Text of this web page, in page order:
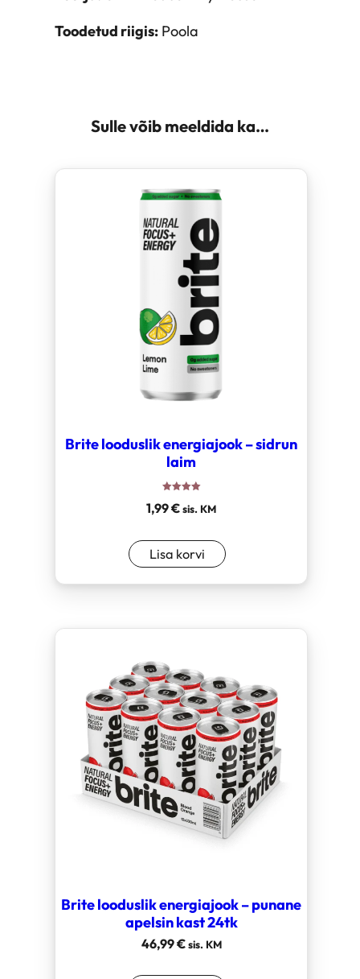
Toodetud riigis: Poola
Sulle võib meeldida ka…
Brite looduslik energiajook – sidrun
laim
5.00
1,99€sis. KM
Lisa korvi
Brite looduslik energiajook – punane
apelsin kast 24tk
46,99€ sis. KM